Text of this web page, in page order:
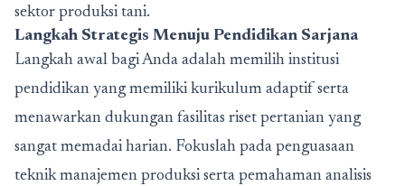
sektor produksi tani.
Langkah Strategis Menuju Pendidikan Sarjana
Langkah awal bagi Anda adalah memilih institusi
pendidikan yang memiliki kurikulum adaptif serta
menawarkan dukungan fasilitas riset pertanian yang
sangat memadai harian. Fokuslah pada penguasaan
teknik manajemen produksi serta pemahaman analisis